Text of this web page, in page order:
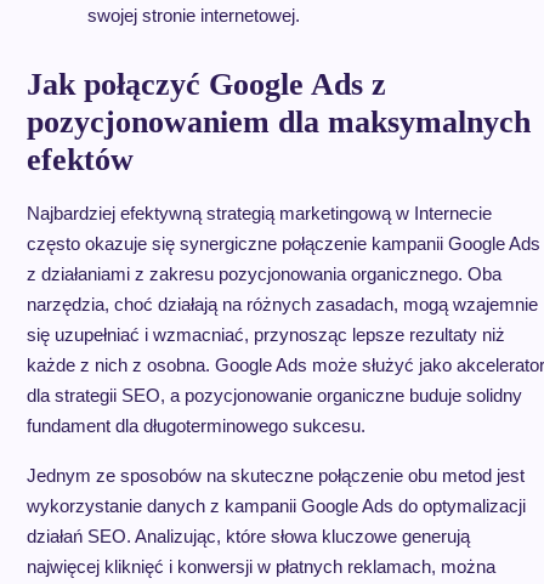
swojej stronie internetowej.
Jak połączyć Google Ads z
pozycjonowaniem dla maksymalnych
efektów
Najbardziej efektywną strategią marketingową w Internecie
często okazuje się synergiczne połączenie kampanii Google Ads
z działaniami z zakresu pozycjonowania organicznego. Oba
narzędzia, choć działają na różnych zasadach, mogą wzajemnie
się uzupełniać i wzmacniać, przynosząc lepsze rezultaty niż
każde z nich z osobna. Google Ads może służyć jako akcelerator
dla strategii SEO, a pozycjonowanie organiczne buduje solidny
fundament dla długoterminowego sukcesu.
Jednym ze sposobów na skuteczne połączenie obu metod jest
wykorzystanie danych z kampanii Google Ads do optymalizacji
działań SEO. Analizując, które słowa kluczowe generują
najwięcej kliknięć i konwersji w płatnych reklamach, można